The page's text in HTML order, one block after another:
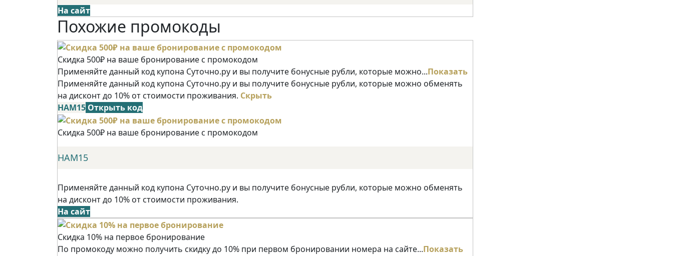
На сайт
Похожие промокоды
Скидка 500₽ на ваше бронирование с промокодом
Применяйте данный код купона Суточно.ру и вы получите бонусные рубли, которые можно...Показать
Применяйте данный код купона Суточно.ру и вы получите бонусные рубли, которые можно обменять
на дисконт до 10% от стоимости проживания. Скрыть
НАМ15 Открыть код
Скидка 500₽ на ваше бронирование с промокодом
НАМ15
Применяйте данный код купона Суточно.ру и вы получите бонусные рубли, которые можно обменять
на дисконт до 10% от стоимости проживания.
На сайт
Скидка 10% на первое бронирование
По промокоду можно получить скидку до 10% при первом бронировании номера на сайте...Показать